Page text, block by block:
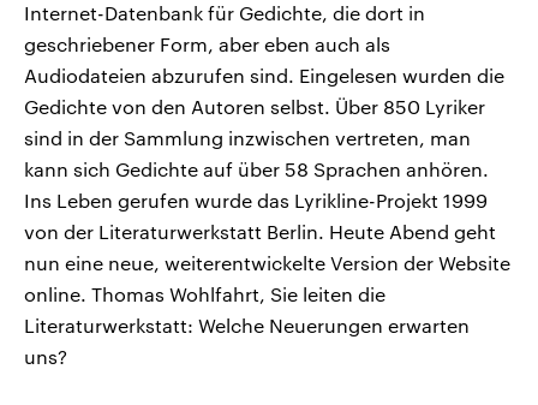
Internet-Datenbank für Gedichte, die dort in
geschriebener Form, aber eben auch als
Audiodateien abzurufen sind. Eingelesen wurden die
Gedichte von den Autoren selbst. Über 850 Lyriker
sind in der Sammlung inzwischen vertreten, man
kann sich Gedichte auf über 58 Sprachen anhören.
Ins Leben gerufen wurde das Lyrikline-Projekt 1999
von der Literaturwerkstatt Berlin. Heute Abend geht
nun eine neue, weiterentwickelte Version der Website
online. Thomas Wohlfahrt, Sie leiten die
Literaturwerkstatt: Welche Neuerungen erwarten
uns?